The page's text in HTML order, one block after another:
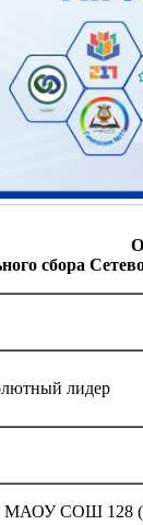
сбора
лидер
МАОУ СОШ 128